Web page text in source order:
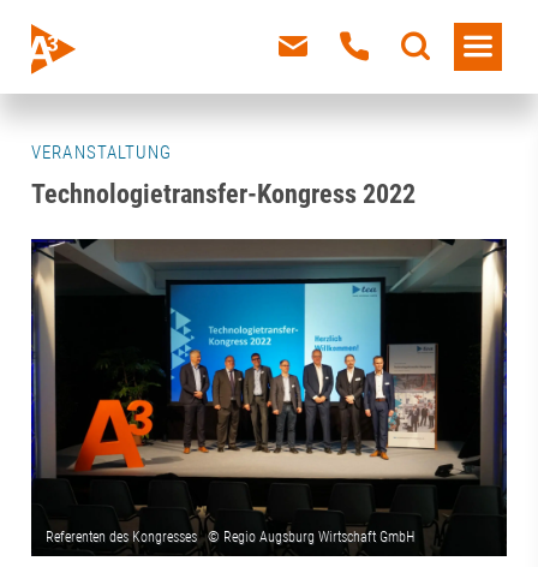
VERANSTALTUNG
Technologietransfer-Kongress 2022